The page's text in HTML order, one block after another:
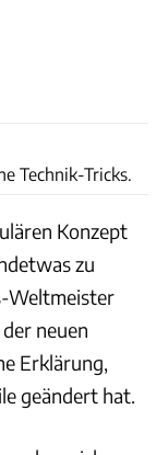
Technik-Tricks.
Konzept
zu
Weltmeister
neuen
Erklärung,
geändert hat.